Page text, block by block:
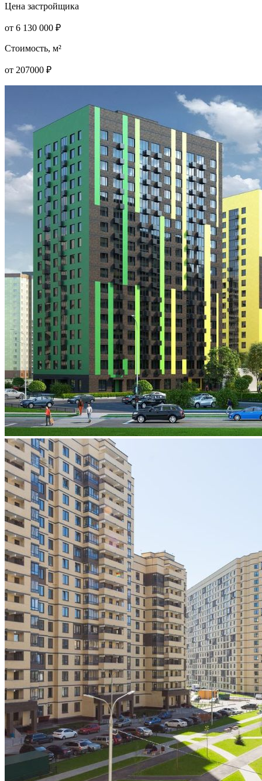
Цена застройщика
от 6 130 000 ₽
Стоимость, м²
от 207000 ₽